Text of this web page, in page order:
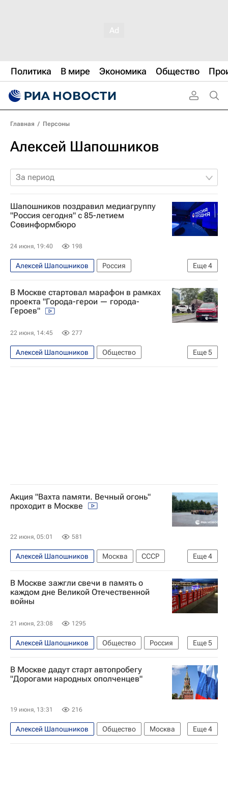
Политика В мире Экономика Общество
Главная / Персоны
Алексей Шапошников
За период
Шапошников поздравил медиагруппу
"Россия сегодня" с 85-летием
Совинформбюро
24 июня, 19:40 198
Еще4
Алексей Шапошников
Россия
Московская городская дума
Совинформбюро
Агентство печати "Новости"
85-летие Совинформбюро
В Москве стартовал марафон в рамках
проекта "Города-герои — города-
Героев"
22 июня, 14:45 277
Еще5
Алексей Шапошников
Общество
Кутузовский проспект
Москва
Акция "Вахта памяти. Вечный огонь"
проходит в Москве
22 июня, 05:01 581
Еще4
Алексей Шапошников Москва
СССР
Россия
Юрий Левитан
Юрий Башмет
Московская городская дума
В Москве зажгли свечи в память о
каждом дне Великой Отечественной
войны
21 июня, 23:08 1295
Еще5
Алексей Шапошников Общество
Россия
Германия
Москва
Алексей Фурсин (Руководитель Департамента культуры города Москвы)
В Москве дадут старт автопробегу
"Дорогами народных ополченцев"
19 июня, 13:31 216
Еще4
Алексей Шапошников Общество
Москва
Россия
Белоруссия
Сергей Собянин